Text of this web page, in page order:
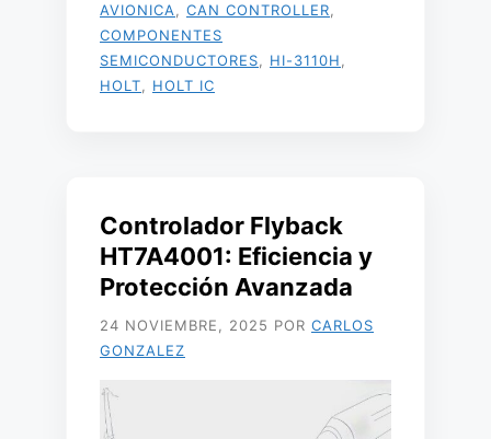
AVIONICA
CAN CONTROLLER
COMPONENTES
SEMICONDUCTORES
HI-3110H
HOLT
HOLT IC
Controlador Flyback
HT7A4001: Eficiencia y
Protección Avanzada
24 NOVIEMBRE, 2025 POR CARLOS
GONZALEZ